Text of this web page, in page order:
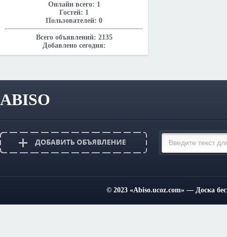
Онлайн всего: 1
Гостей: 1
Пользователей: 0
Всего объявлений: 2135
Добавлено сегодня:
ABISO
© 2023 «Abiso.ucoz.com» — Доска